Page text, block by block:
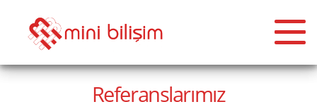
Referanslarımız